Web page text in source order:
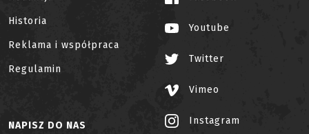
Historia
Reklama i współpraca
Regulamin
Youtube
Twitter
Vimeo
Instagram
NAPISZ DO NAS